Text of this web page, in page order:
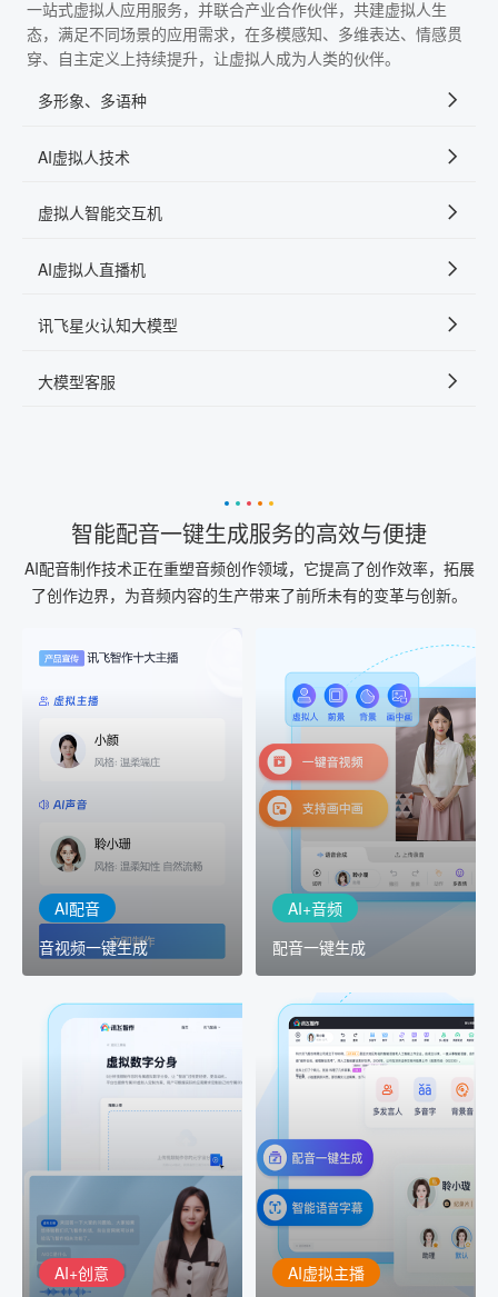
一站式虚拟人应用服务，并联合产业合作伙伴，共建虚拟人生
态，满足不同场景的应用需求，在多模感知、多维表达、情感贯
穿、自主定义上持续提升，让虚拟人成为人类的伙伴。
多形象、多语种
AI虚拟人技术
虚拟人智能交互机
AI虚拟人直播机
讯飞星火认知大模型
大模型客服
智能配音一键生成服务的高效与便捷
AI配音制作技术正在重塑音频创作领域，它提高了创作效率，拓展
了创作边界，为音频内容的生产带来了前所未有的变革与创新。
AI配音
音视频一键生成
AI配音
音视频一键生成
室"中输入文本或录音，一
出
AI+音频
配音一键生成
AI+音频
配音一键生成
AI+音频：基于全球领先的
TTS能力打造的AI音频制作
工具，输入文本、选择发
音人即可一键生成专业音
AI+创意
AI+创意
精品声音复刻
AI+创意：AIGC 能力集中
展示窗口，体验 AIGC 给
生活和生产带来的改变
AI虚拟主播
讯飞智作：让每一个内容
创作者高效生产灵活定制